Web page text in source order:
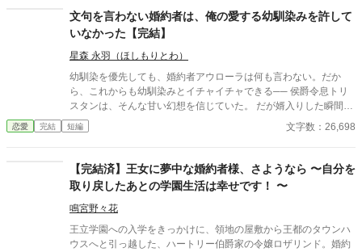
した。 王族は焦り、貴族は離反し、反王派は勢力を拡大。 王国
は“内乱寸前”へと傾いていく。 そんな中、エヴァの前に跪いたの
は王太子の従弟アレクシス・レンツ。 「僕と結婚してほしい。
僕以外が王になれば、この国は沈む」 冷静で聡明な少年は、エヴ
ァを“未来の国母”に据えるためチャンスを求めた。 「３ヶ月以内
に、私をその気にさせてご覧なさい」 エヴァは、アレクシスに手
を差し伸べた。 それからの２人は──？ ⚠️ 本作は AI の生成した
文章を一部に使っています。視点が頻繁に変わります。
文句を言わない婚約者は、俺の愛する幼馴染みを許して
いなかった【完結】
星森 永羽（ほしもりとわ）
幼馴染を優先しても、婚約者アウローラは何も言わない。だか
ら、これからも幼馴染みとイチャイチャできる── 侯爵令息トリ
スタンは、そんな甘い幻想を信じていた。 だが婿入りした瞬間、
彼の“軽んじた態度”はすべて清算される。 アウローラは冷徹に、
トリスタンの傲慢と欲望を１つずつ暴き、労働と屈辱を与える。
うして……俺は、こんなにも愚かだったんだ」 これは愛を勘違い
し、身分を過信し、自分の価値を見誤った男の終焉を描くダーク
ドラマ。 ⚠️ 本作は AI の生成した文章を一部に使っています。過
激ざまぁタグあります。 4/1｢エステルに対する殺意｣の内容を一
部変更しました。
恋愛 完結 短編 文字数：26,698
【完結済】王女に夢中な婚約者様、さようなら 〜自分を
取り戻したあとの学園生活は幸せです！ 〜
鳴宮野々花
王立学園への入学をきっかけに、領地の屋敷から王都のタウンハ
ウスへと引っ越した、ハートリー伯爵家の令嬢ロザリンド。婚約